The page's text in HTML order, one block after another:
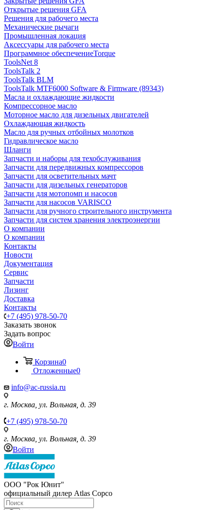
Открытые решения GFA
Решения для рабочего места
Механические рычаги
Промышленная локация
Аксессуары для рабочего места
Программное обеспечениеTorque
ToolsNet 8
ToolsTalk 2
ToolsTalk BLM
ToolsTalk MTF6000 Software & Firmware (89343)
Масла и охлаждающие жидкости
Компрессорное масло
Моторное масло для дизельных двигателей
Охлаждающая жидкость
Масло для ручных отбойных молотков
Гидравлическое масло
Шланги
Запчасти и наборы для техобслуживания
Запчасти для передвижных компрессоров
Запчасти для осветительных мачт
Запчасти для дизельных генераторов
Запчасти для мотопомп и насосов
Запчасти для насосов VARISCO
Запчасти для ручного строительного инструмента
Запчасти для систем хранения электроэнергии
О компании
О компании
Контакты
Новости
Документация
Сервис
Запчасти
Лизинг
Доставка
Контакты
+7 (495) 978-50-70
Заказать звонок
Задать вопрос
Войти
Корзина0
Отложенные0
info@ac-russia.ru
г. Москва, ул. Вольная, д. 39
+7 (495) 978-50-70
г. Москва, ул. Вольная, д. 39
Войти
ООО "Рок Юнит"
официальный дилер Atlas Copco